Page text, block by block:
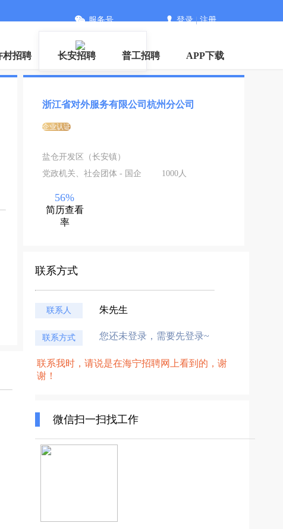
微信
服务号 登录|注册
村招聘 长安招聘 普工招聘 APP下载
浙江省对外服务有限公司杭州分公司
企业认证
盐仓开发区（长安镇）
党政机关、社会团体 - 国企
1000人
56%
简历查看
率
联系方式
联系人 朱先生
联系方式 您还未登录，需要先登录~
联系我时，请说是在海宁招聘网上看到的，谢
谢！
微信扫一扫找工作